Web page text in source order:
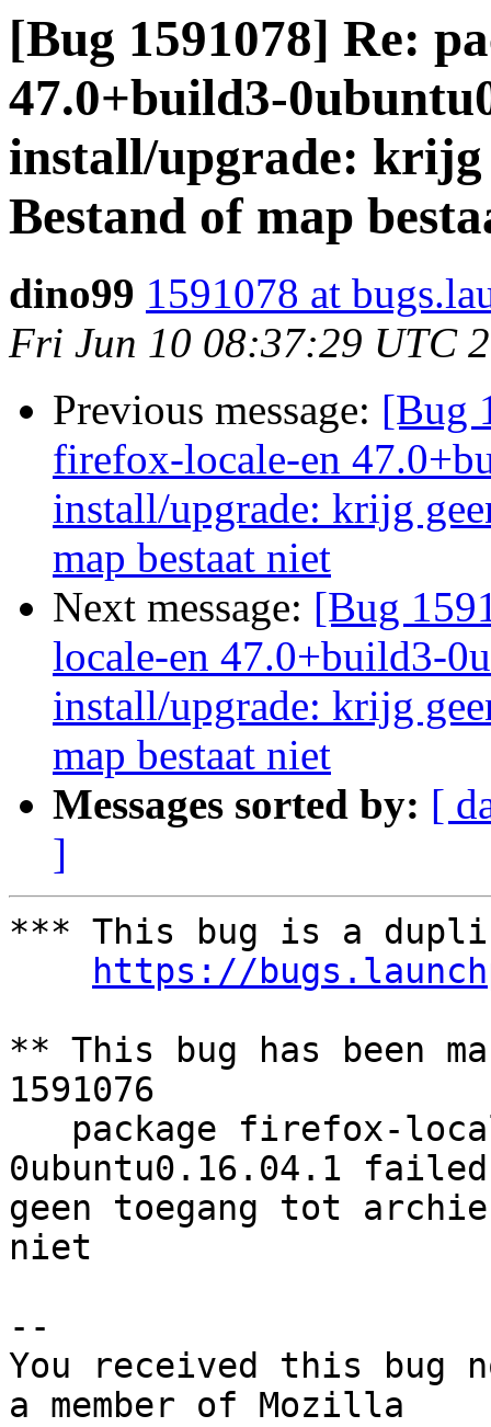
[Bug 1591078] Re:
47.0+build3-
install/upgrade: krijg
Bestand of map
dino99 1591078 at
Fri Jun 10 08:37:29 UTC
Previous message: [Bug
firefox-locale-en
install/upgrade: krijg
map bestaat niet
Next message: [Bug
locale-en 47.0+build3-
install/upgrade: krijg
map bestaat niet
Messages sorted by: [
]
*** This bug is a
https://
** This bug has been
1591076
0ubuntu0.16.04.1
geen toegang tot
niet
--
You received this bug
a member of Mozilla